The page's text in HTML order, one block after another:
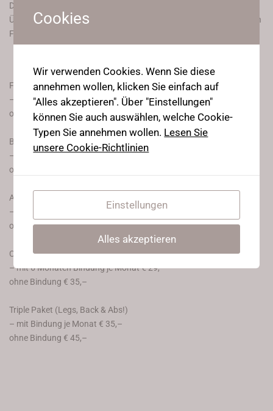
Du kannst Carry kontaktieren und wirst rundum betreut, deine
Übungen werden korrigiert und eventuell auch auf deinen jeweiligen
Fortschritt oder dein Level im persönlichen Coaching angepasst!
Flexy Legs:
– monatlich mit 6 Monaten Bindung je Monat € 15,–
ohne Bindung € 19,–
Bendy Back
– monatlich mit 6 Monate Bindung je Monat € 15,–
ohne Bindung € 19,–
Abs on fire
– monatlich mit 6 Monate Bindung je Monat € 15,–
ohne Bindung € 19,–
Combo Paket (Zwei Programme gemischt)
– mit 6 Monaten Bindung je Monat € 29,–
ohne Bindung € 35,–
Triple Paket (Legs, Back & Abs!)
– mit Bindung je Monat € 35,–
ohne Bindung € 45,–
Cookies
Wir verwenden Cookies. Wenn Sie diese
annehmen wollen, klicken Sie einfach auf
"Alles akzeptieren". Über "Einstellungen"
können Sie auch auswählen, welche Cookie-
Typen Sie annehmen wollen. Lesen Sie
unsere Cookie-Richtlinien
Einstellungen
Alles akzeptieren